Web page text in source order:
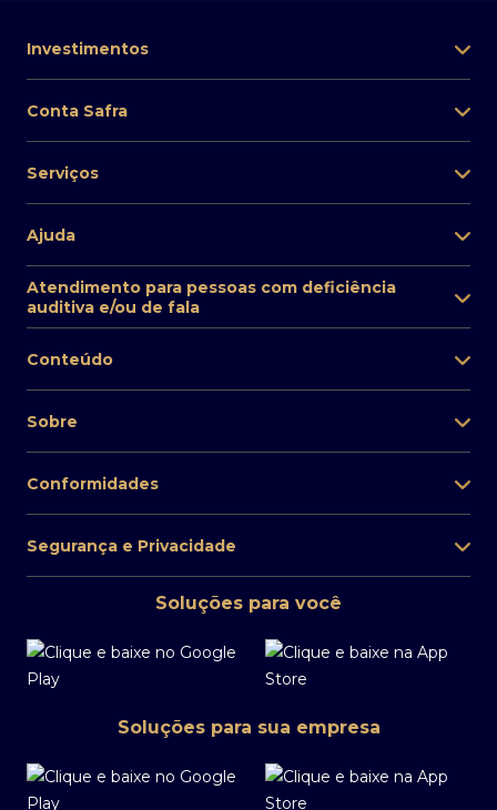
Investimentos
Conta Safra
Serviços
Ajuda
Atendimento para pessoas com deficiência
auditiva e/ou de fala
Conteúdo
Sobre
Conformidades
Segurança e Privacidade
Soluções para você
Soluções para sua empresa